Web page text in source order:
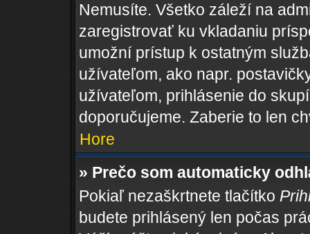
Nemusíte. Všetko záleží na
zaregistrovať ku vkladaniu
umožní prístup k ostatným
užívateľom, ako napr.
užívateľom, prihlásenie do
doporučujeme. Zaberie to len
Hore
» Prečo som automaticky
Pokiaľ nezaškrtnete tlačítko
budete prihlásený len počas